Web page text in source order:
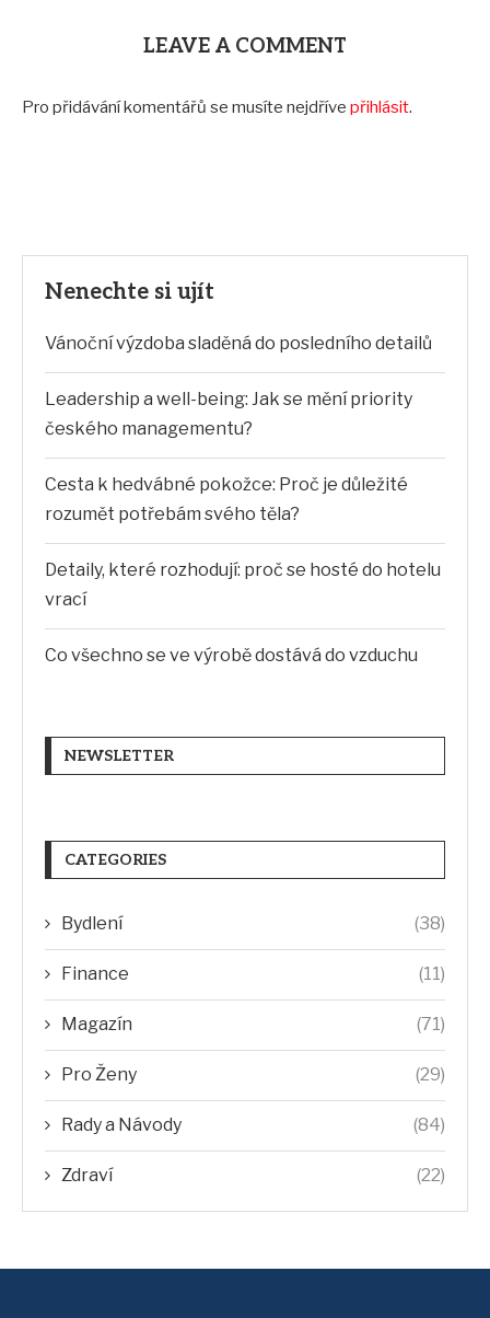
LEAVE A COMMENT
Pro přidávání komentářů se musíte nejdříve přihlásit.
Nenechte si ujít
Vánoční výzdoba sladěná do posledního detailů
Leadership a well-being: Jak se mění priority
českého managementu?
Cesta k hedvábné pokožce: Proč je důležité
rozumět potřebám svého těla?
Detaily, které rozhodují: proč se hosté do hotelu
vrací
Co všechno se ve výrobě dostává do vzduchu
NEWSLETTER
CATEGORIES
Bydlení (38)
Finance (11)
Magazín (71)
Pro Ženy (29)
Rady a Návody (84)
Zdraví (22)